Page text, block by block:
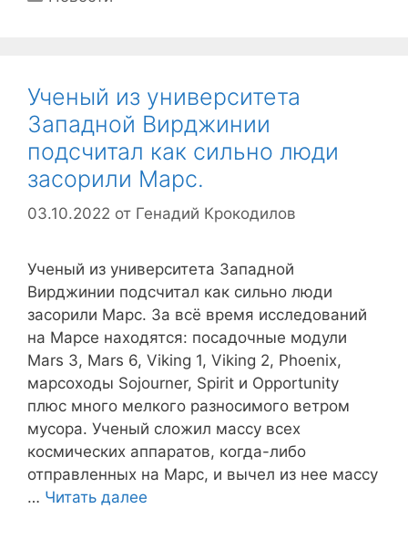
Ученый из университета
Западной Вирджинии
подсчитал как сильно люди
засорили Марс.
03.10.2022 от Генадий Крокодилов
Ученый из университета Западной
Вирджинии подсчитал как сильно люди
засорили Марс. За всё время исследований
на Марсе находятся: посадочные модули
Mars 3, Mars 6, Viking 1, Viking 2, Phoenix,
марсоходы Sojourner, Spirit и Opportunity
плюс много мелкого разносимого ветром
мусора. Ученый сложил массу всех
космических аппаратов, когда-либо
отправленных на Марс, и вычел из нее массу
… Читать далее